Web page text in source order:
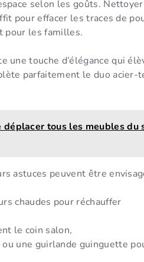
selon les goûts.
pour effacer les traces de
pour les familles.
une touche d’élégance qui
parfaitement le duo acier-
tous les meubles du
astuces peuvent être
chaudes pour réchauffer
le coin salon,
une guirlande guinguette